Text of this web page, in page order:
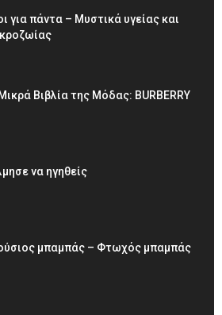
για πάντα – Μυστικά υγείας και
Βιβλία της Μόδας: BURBERRY
να ηγηθείς
μπαμπάς – Φτωχός μπαμπάς